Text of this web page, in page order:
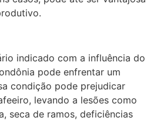
indicado com a influência do
pode enfrentar um
condição pode prejudicar
levando a lesões como
seca de ramos, deficiências